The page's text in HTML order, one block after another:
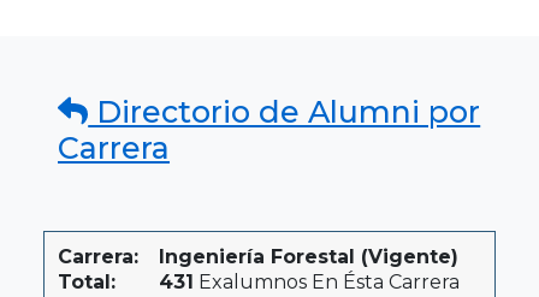
Directorio de Alumni por
Carrera
Carrera:
Ingeniería Forestal (Vigente)
Total:
431 Exalumnos En Ésta Carrera